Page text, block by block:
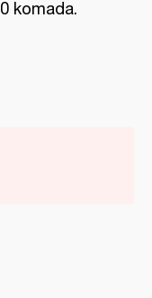
komada.